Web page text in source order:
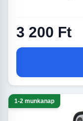
3 200 Ft
1-2 munkanap